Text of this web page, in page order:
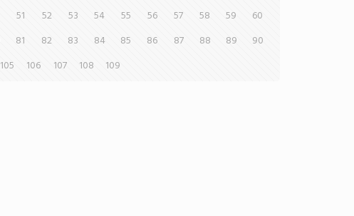
51 52 53 54 55 56 57 58 59
60
81 82 83 84 85 86 87 88 89
90
105 106 107 108
109